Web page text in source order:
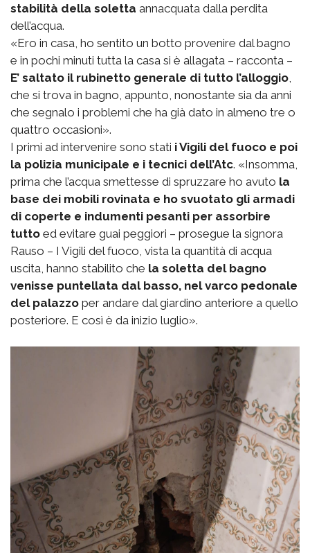
stabilità della soletta annacquata dalla perdita
dell’acqua.
«Ero in casa, ho sentito un botto provenire dal bagno
e in pochi minuti tutta la casa si è allagata – racconta –
E’ saltato il rubinetto generale di tutto l’alloggio
che si trova in bagno, appunto, nonostante sia da anni
che segnalo i problemi che ha già dato in almeno tre o
quattro occasioni».
I primi ad intervenire sono stati i Vigili del fuoco e poi
la polizia municipale e i tecnici dell’Atc. «Insomma,
prima che l’acqua smettesse di spruzzare ho avuto la
base dei mobili rovinata e ho svuotato gli armadi
di coperte e indumenti pesanti per assorbire
tutto ed evitare guai peggiori – prosegue la signora
Rauso – I Vigili del fuoco, vista la quantità di acqua
uscita, hanno stabilito che la soletta del bagno
venisse puntellata dal basso, nel varco pedonale
del palazzo per andare dal giardino anteriore a quello
posteriore. E così è da inizio luglio».